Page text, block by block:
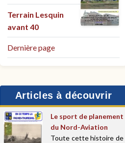
Terrain Lesquin
avant 40
Dernière page
Articles à découvrir
Le sport de planement
du Nord-Aviation
Toute cette histoire de